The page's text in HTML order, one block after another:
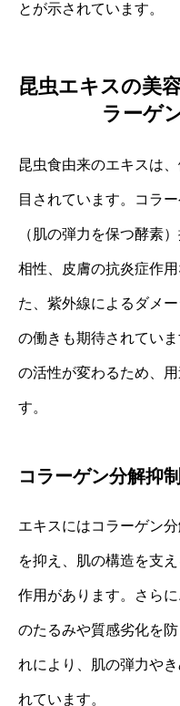
とが示されています。
昆虫エキスの美
ラーゲ
昆虫食由来のエキスは
目されています。コラ
（肌の弾力を保つ酵素
相性、皮膚の抗炎症作
た、紫外線によるダメ
の働きも期待されてい
の活性が変わるため、
す。
コラーゲン分解抑
エキスにはコラーゲン
を抑え、肌の構造を支
作用があります。さら
のたるみや質感劣化を
れにより、肌の弾力や
れています。